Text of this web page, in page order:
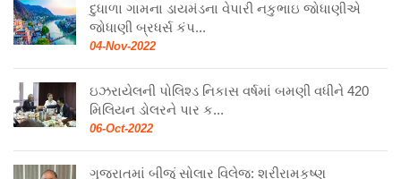
દુધાળા ગામના ડાયમંડના વેપારી નકુભાઇ જોધાણીએ
જોધાણી બ્રધર્સ કંપ...
04-Nov-2022
ઇઝરાયેલની પોલિશ્ડ નિકાસ વર્ષમાં બમણી વધીને 420
મિલિયન ડોલરને પાર ક...
06-Oct-2022
ગુજરાતમાં બીજું સોલાર વિલેજ: શ્રીરામકૃષ્ણ